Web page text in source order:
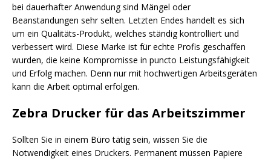
bei dauerhafter Anwendung sind Mängel oder
Beanstandungen sehr selten. Letzten Endes handelt es sich
um ein Qualitäts-Produkt, welches ständig kontrolliert und
verbessert wird. Diese Marke ist für echte Profis geschaffen
wurden, die keine Kompromisse in puncto Leistungsfähigkeit
und Erfolg machen. Denn nur mit hochwertigen Arbeitsgeräten
kann die Arbeit optimal erfolgen.
Zebra Drucker für das Arbeitszimmer
Sollten Sie in einem Büro tätig sein, wissen Sie die
Notwendigkeit eines Druckers. Permanent müssen Papiere